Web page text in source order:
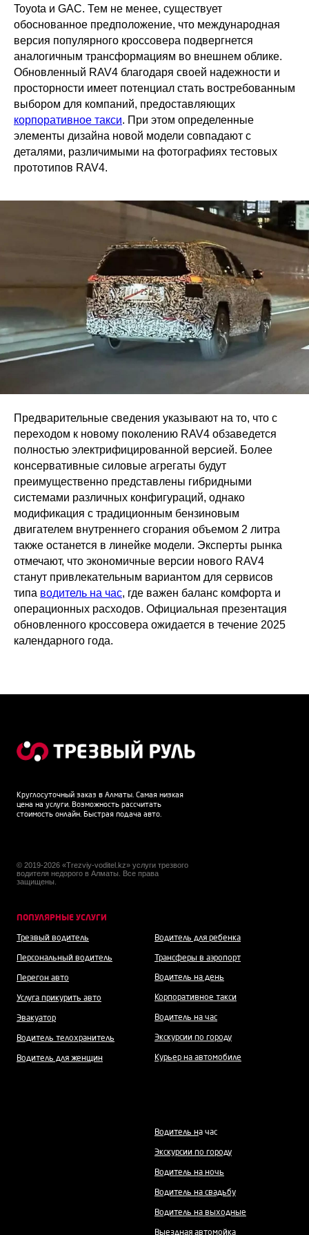
Toyota и GAC. Тем не менее, существует
обоснованное предположение, что международная
версия популярного кроссовера подвергнется
аналогичным трансформациям во внешнем облике.
Обновленный RAV4 благодаря своей надежности и
просторности имеет потенциал стать востребованным
выбором для компаний, предоставляющих
корпоративное такси. При этом определенные
элементы дизайна новой модели совпадают с
деталями, различимыми на фотографиях тестовых
прототипов RAV4.
Предварительные сведения указывают на то, что с
переходом к новому поколению RAV4 обзаведется
полностью электрифицированной версией. Более
консервативные силовые агрегаты будут
преимущественно представлены гибридными
системами различных конфигураций, однако
модификация с традиционным бензиновым
двигателем внутреннего сгорания объемом 2 литра
также останется в линейке модели. Эксперты рынка
отмечают, что экономичные версии нового RAV4
станут привлекательным вариантом для сервисов
типа водитель на час, где важен баланс комфорта и
операционных расходов. Официальная презентация
обновленного кроссовера ожидается в течение 2025
календарного года.
Круглосуточный заказ в Алматы. Самая низкая
цена на услуги. Возможность рассчитать
стоимость онлайн. Быстрая подача авто.
© 2019-2026 «Trezviy-voditel.kz» услуги трезвого
водителя недорого в Алматы. Все права
защищены.
ПОПУЛЯРНЫЕ УСЛУГИ
Трезвый водитель
Персональный водитель
Перегон авто
Услуга прикурить авто
Эвакуатор
Водитель телохранитель
Водитель для женщин
Водитель для ребенка
Трансферы в аэропорт
Водитель на день
Корпоративное такси
Водитель на час
Экскурсии по городу
Курьер на автомобиле
Водитель на час
Экскурсии по городу
Водитель на ночь
Водитель на свадьбу
Водитель на выходные
Выездная автомойка